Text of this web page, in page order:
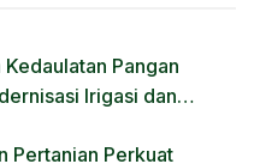
Pangan
Irigasi dan
Pertanian Perkuat